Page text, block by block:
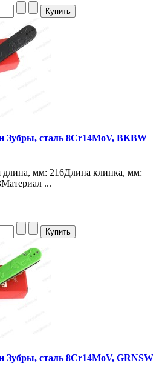
Зубры, сталь 8Cr14MoV, BKBW
длина, мм: 216Длина клинка, мм:
...
Зубры, сталь 8Cr14MoV, GRNSW